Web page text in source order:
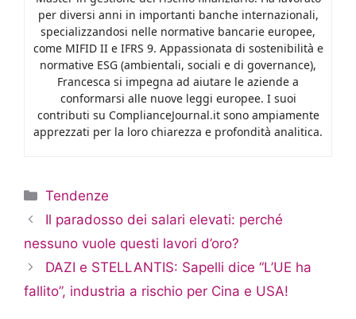
per diversi anni in importanti banche internazionali,
specializzandosi nelle normative bancarie europee,
come MIFID II e IFRS 9. Appassionata di sostenibilità e
normative ESG (ambientali, sociali e di governance),
Francesca si impegna ad aiutare le aziende a
conformarsi alle nuove leggi europee. I suoi
contributi su ComplianceJournal.it sono ampiamente
apprezzati per la loro chiarezza e profondità analitica.
Categorie
Tendenze
Il paradosso dei salari elevati: perché
nessuno vuole questi lavori d’oro?
DAZI e STELLANTIS: Sapelli dice “L’UE ha
fallito”, industria a rischio per Cina e USA!